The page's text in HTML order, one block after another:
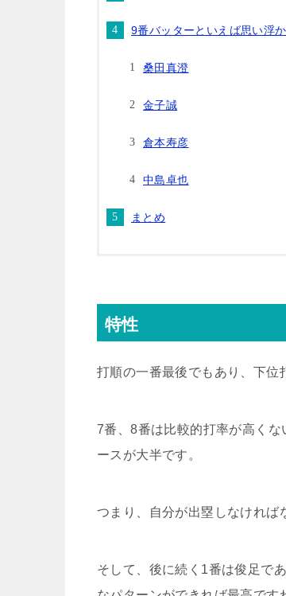
9番バッターといえば思い浮
桑田真澄
金子誠
倉本寿彦
中島卓也
まとめ
特性
打順の一番最後でもあり、下位
7番、8番は比較的打率が高く
ースが大半です。
つまり、自分が出塁しなければ
そして、後に続く1番は俊足で